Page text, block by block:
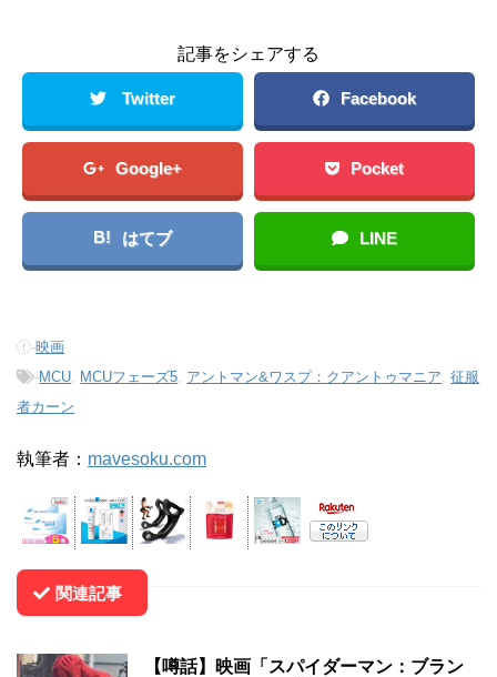
記事をシェアする
Twitter Facebook
Google+ Pocket
B! はてブ LINE
-映画
-MCU MCUフェーズ5 アントマン&ワスプ：クアントゥマニア ,征服
者カーン
執筆者： mavesoku.com
関連記事
【噂話】映画「スパイダーマン：ブラン